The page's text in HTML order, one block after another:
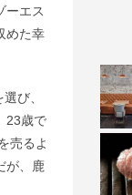
ーエス
めた幸
び、
23歳で
売るよ
が、鹿